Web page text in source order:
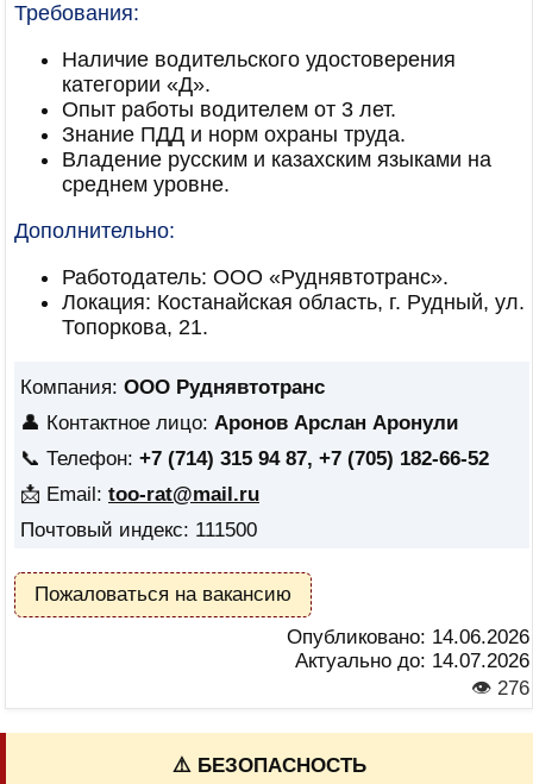
Требования:
Наличие водительского удостоверения
категории «Д».
Опыт работы водителем от 3 лет.
Знание ПДД и норм охраны труда.
Владение русским и казахским языками на
среднем уровне.
Дополнительно:
Работодатель: ООО «Руднявтотранс».
Локация: Костанайская область, г. Рудный, ул.
Топоркова, 21.
Компания: ООО Руднявтотранс
👤 Контактное лицо: Аронов Арслан Аронули
📞 Телефон: +7 (714) 315 94 87, +7 (705) 182-66-52
📩 Email: too-rat@mail.ru
Почтовый индекс: 111500
Пожаловаться на вакансию
Опубликовано: 14.06.2026
Актуально до: 14.07.2026
👁 276
⚠️ БЕЗОПАСНОСТЬ